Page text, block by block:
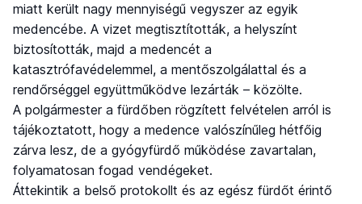
miatt került nagy mennyiségű vegyszer az egyik
medencébe. A vizet megtisztították, a helyszínt
biztosították, majd a medencét a
katasztrófavédelemmel, a mentőszolgálattal és a
rendőrséggel együttműködve lezárták – közölte.
A polgármester a fürdőben rögzített felvételen arról is
tájékoztatott, hogy a medence valószínűleg hétfőig
zárva lesz, de a gyógyfürdő működése zavartalan,
folyamatosan fogad vendégeket.
Áttekintik a belső protokollt és az egész fürdőt érintő